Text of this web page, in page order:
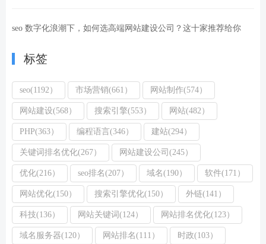
seo 数字化浪潮下，如何选高端网站建设公司？这十家推荐给你
标签
seo(1192） 市场营销(661） 网站制作(574）
网站建设(568） 搜索引擎(553） 网站(482）
PHP(363） 编程语言(346） 建站(294）
关键词排名优化(267） 网站建设公司(245）
优化(216） seo排名(207） 域名(190） 软件(171）
网站优化(150） 搜索引擎优化(150） 外链(141）
科技(136） 网站关键词(124） 网站排名优化(123）
域名服务器(120） 网站排名(111） 时政(103）